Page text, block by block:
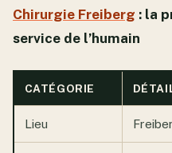
Chirurgie Freiberg : la
service de l’humain
CATÉGORIE
Lieu